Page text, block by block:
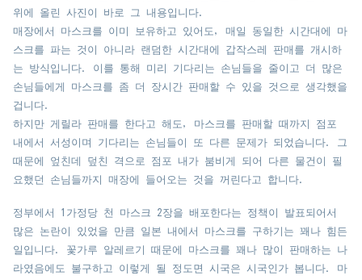
위에 올린 사진이 바로 그 내용입니다.
매장에서 마스크를 이미 보유하고 있어도, 매일 동일한 시간대에 마
스크를 파는 것이 아니라 랜덤한 시간대에 갑작스레 판매를 개시하
는 방식입니다. 이를 통해 미리 기다리는 손님들을 줄이고 더 많은
손님들에게 마스크를 좀 더 장시간 판매할 수 있을 것으로 생각했을
겁니다.
하지만 게릴라 판매를 한다고 해도, 마스크를 판매할 때까지 점포
내에서 서성이며 기다리는 손님들이 또 다른 문제가 되었습니다. 그
때문에 엎친데 덮친 격으로 점포 내가 붐비게 되어 다른 물건이 필
요했던 손님들까지 매장에 들어오는 것을 꺼린다고 합니다.
정부에서 1가정당 천 마스크 2장을 배포한다는 정책이 발표되어서
많은 논란이 있었을 만큼 일본 내에서 마스크를 구하기는 꽤나 힘든
일입니다. 꽃가루 알레르기 때문에 마스크를 꽤나 많이 판매하는 나
라였음에도 불구하고 이렇게 될 정도면 시국은 시국인가 봅니다. 마